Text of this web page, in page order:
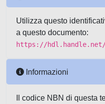
Utilizza questo
a questo documento:
https://hdl.handle.net/
Informazioni
Il codice NBN di questa